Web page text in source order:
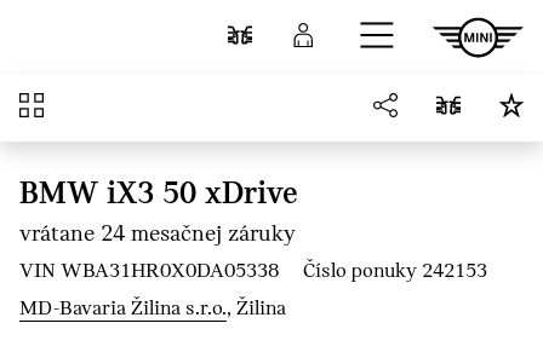
Porovnať Prihlásenie
Prehľad
BMW iX3 50 xDrive
vrátane 24 mesačnej záruky
VIN WBA31HR0X0DA05338
Číslo ponuky 242153
MD-Bavaria Žilina s.r.o., Žilina